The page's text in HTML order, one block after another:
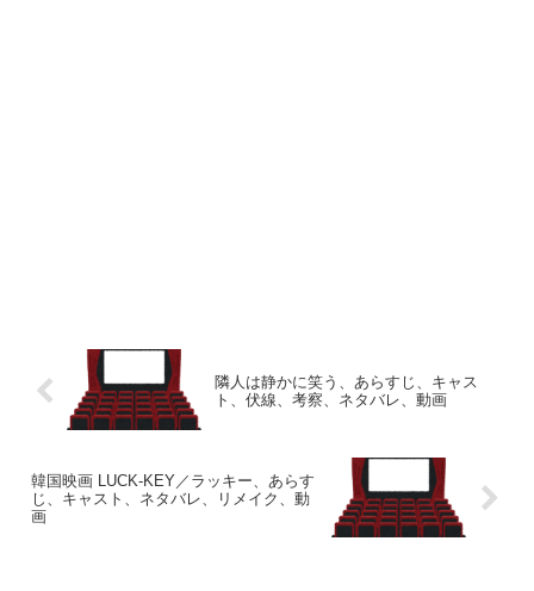
隣人は静かに笑う、あらすじ、キャス
ト、伏線、考察、ネタバレ、動画
韓国映画 LUCK-KEY／ラッキー、あらす
じ、キャスト、ネタバレ、リメイク、動
画